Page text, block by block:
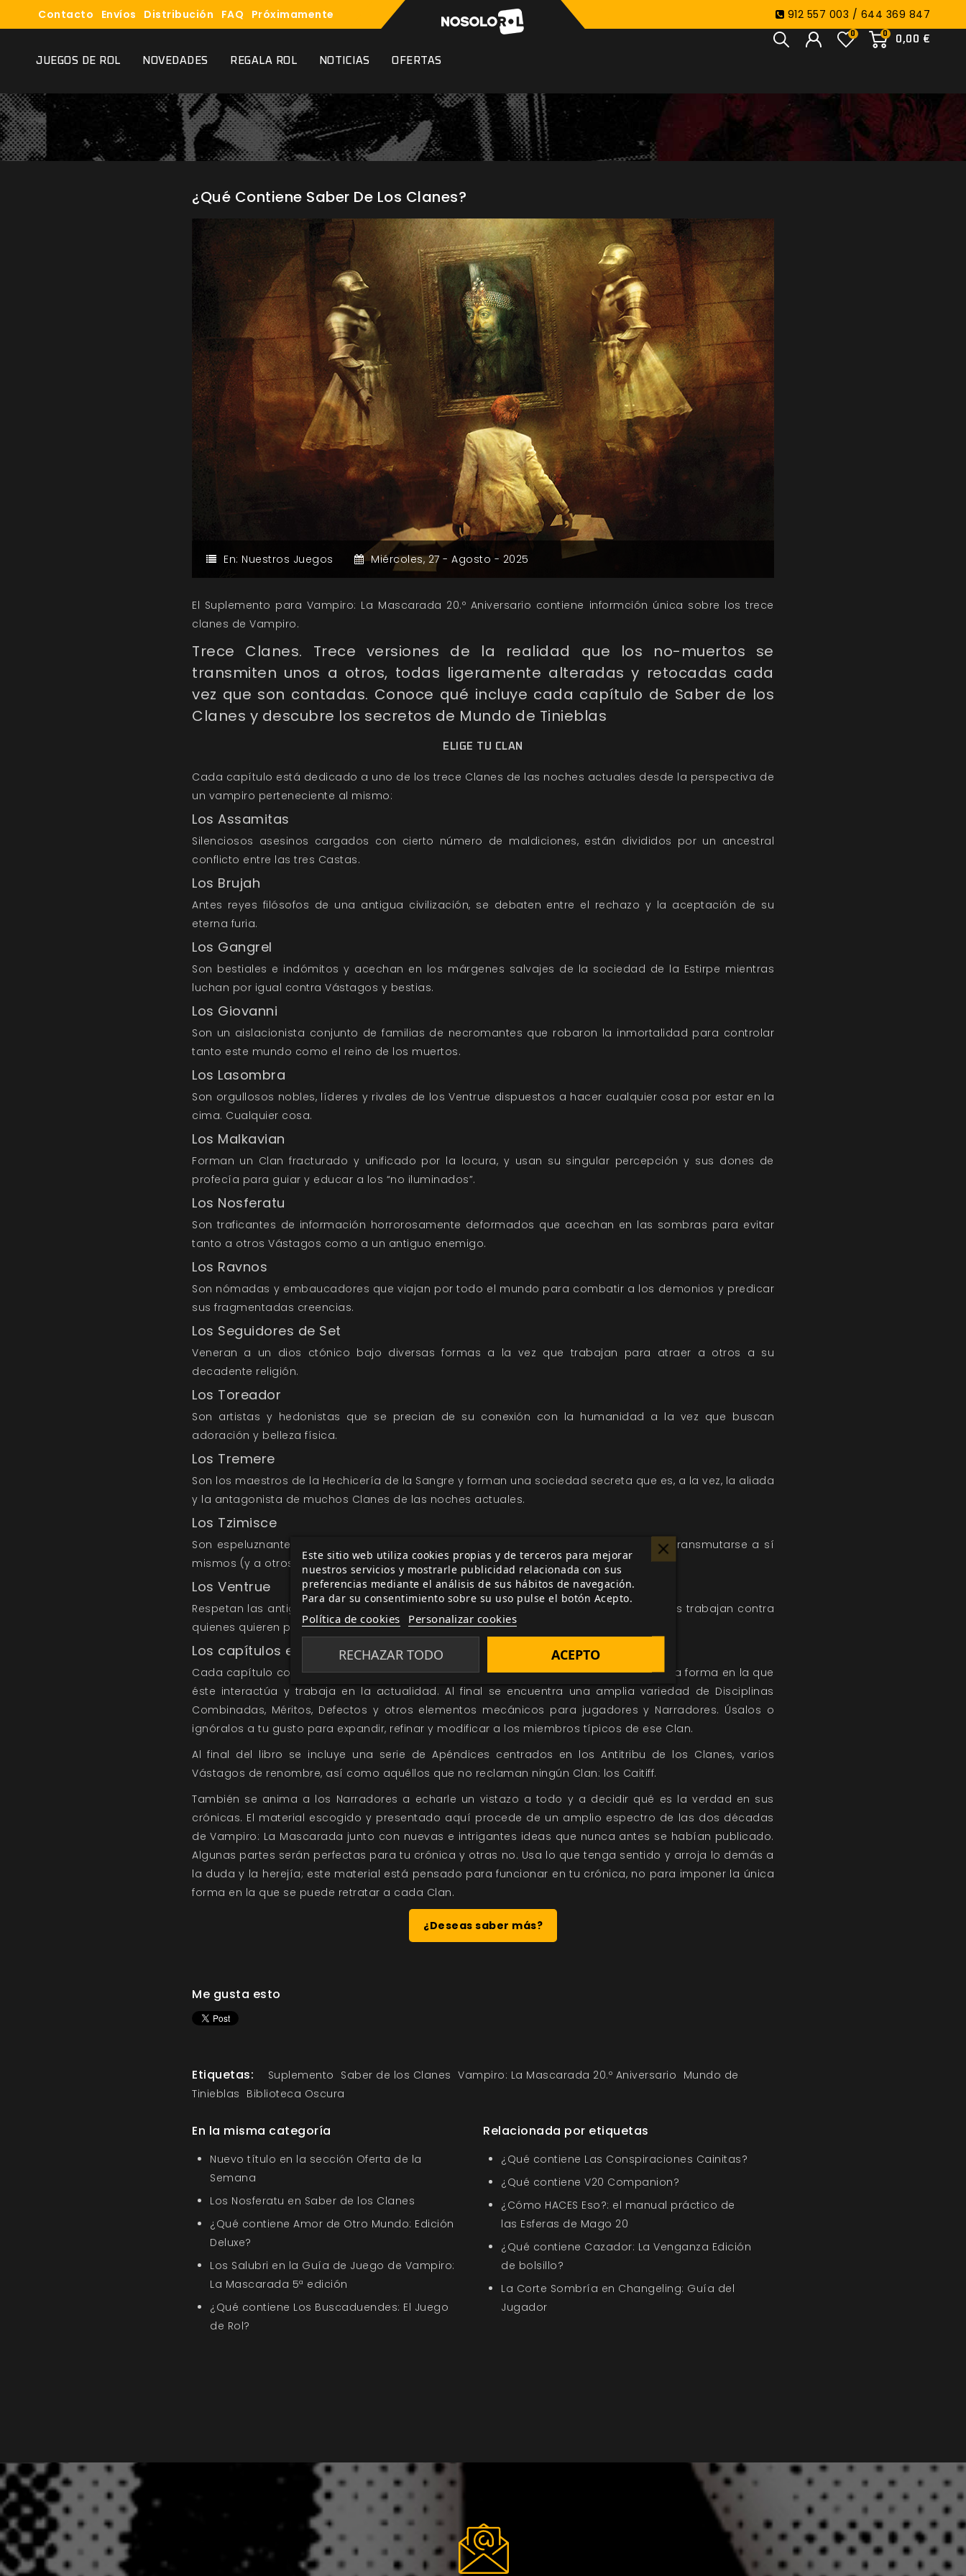
Contacto Envíos Distribución FAQ Próximamente 912 557 003 / 644 369 847
0
0,00 €
0
JUEGOS DE ROL NOVEDADES REGALA ROL NOTICIAS OFERTAS
¿Qué Contiene Saber De Los Clanes?
En: Nuestros Juegos Miércoles,27 - Agosto - 2025
El Suplemento para Vampiro: La Mascarada 20.º Aniversario contiene informción única sobre los trece
clanes de Vampiro.
Trece Clanes. Trece versiones de la realidad que los no-muertos se
transmiten unos a otros, todas ligeramente alteradas y retocadas cada
vez que son contadas. Conoce qué incluye cada capítulo de Saber de los
Clanes y descubre los secretos de Mundo de Tinieblas
ELIGE TU CLAN
Cada capítulo está dedicado a uno de los trece Clanes de las noches actuales desde la perspectiva de
un vampiro perteneciente al mismo:
Los Assamitas
Silenciosos asesinos cargados con cierto número de maldiciones, están divididos por un ancestral
conflicto entre las tres Castas.
Los Brujah
Antes reyes filósofos de una antigua civilización, se debaten entre el rechazo y la aceptación de su
eterna furia.
Los Gangrel
Son bestiales e indómitos y acechan en los márgenes salvajes de la sociedad de la Estirpe mientras
luchan por igual contra Vástagos y bestias.
Los Giovanni
Son un aislacionista conjunto de familias de necromantes que robaron la inmortalidad para controlar
tanto este mundo como el reino de los muertos.
Los Lasombra
Son orgullosos nobles, líderes y rivales de los Ventrue dispuestos a hacer cualquier cosa por estar en la
cima. Cualquier cosa.
Los Malkavian
Forman un Clan fracturado y unificado por la locura, y usan su singular percepción y sus dones de
profecía para guiar y educar a los “no iluminados”.
Los Nosferatu
Son traficantes de información horrorosamente deformados que acechan en las sombras para evitar
tanto a otros Vástagos como a un antiguo enemigo.
Los Ravnos
Son nómadas y embaucadores que viajan por todo el mundo para combatir a los demonios y predicar
sus fragmentadas creencias.
Los Seguidores de Set
Veneran a un dios ctónico bajo diversas formas a la vez que trabajan para atraer a otros a su
decadente religión.
Los Toreador
Son artistas y hedonistas que se precian de su conexión con la humanidad a la vez que buscan
adoración y belleza física.
Los Tremere
Son los maestros de la Hechicería de la Sangre y forman una sociedad secreta que es, a la vez, la aliada
y la antagonista de muchos Clanes de las noches actuales.
Los Tzimisce
Son espeluznantes señores del Viejo Mundo que controlan la carne y el hueso para transmutarse a sí
mismos (y a otros) y alcanzar un plano filosófico superior.
Los Ventrue
Respetan las antiguas tradiciones y el status quo de la sociedad de la Estirpe mientras trabajan contra
quienes quieren perturbarlo.
Los capítulos en Saber de los Clanes
Cada capítulo comienza con algo de historia del Clan seguida de información sobre la forma en la que
éste interactúa y trabaja en la actualidad. Al final se encuentra una amplia variedad de Disciplinas
Combinadas, Méritos, Defectos y otros elementos mecánicos para jugadores y Narradores. Úsalos o
ignóralos a tu gusto para expandir, refinar y modificar a los miembros típicos de ese Clan.
Al final del libro se incluye una serie de Apéndices centrados en los Antitribu de los Clanes, varios
Vástagos de renombre, así como aquéllos que no reclaman ningún Clan: los Caitiff.
También se anima a los Narradores a echarle un vistazo a todo y a decidir qué es la verdad en sus
crónicas. El material escogido y presentado aquí procede de un amplio espectro de las dos décadas
de Vampiro: La Mascarada junto con nuevas e intrigantes ideas que nunca antes se habían publicado.
Algunas partes serán perfectas para tu crónica y otras no. Usa lo que tenga sentido y arroja lo demás a
la duda y la herejía; este material está pensado para funcionar en tu crónica, no para imponer la única
forma en la que se puede retratar a cada Clan.
¿Deseas saber más?
Me gusta esto
Etiquetas: Suplemento Saber de los Clanes Vampiro: La Mascarada 20.º Aniversario Mundo de
Tinieblas Biblioteca Oscura
En la misma categoría
Nuevo título en la sección Oferta de la
Semana
Los Nosferatu en Saber de los Clanes
¿Qué contiene Amor de Otro Mundo: Edición
Deluxe?
Los Salubri en la Guía de Juego de Vampiro:
La Mascarada 5ª edición
¿Qué contiene Los Buscaduendes: El Juego
de Rol?
Relacionada por etiquetas
¿Qué contiene Las Conspiraciones Cainitas?
¿Qué contiene V20 Companion?
¿Cómo HACES Eso?: el manual práctico de
las Esferas de Mago 20
¿Qué contiene Cazador: La Venganza Edición
de bolsillo?
La Corte Sombría en Changeling: Guía del
Jugador
Este sitio web utiliza cookies propias y de terceros para mejorar
nuestros servicios y mostrarle publicidad relacionada con sus
preferencias mediante el análisis de sus hábitos de navegación.
Para dar su consentimiento sobre su uso pulse el botón Acepto.
Política de cookies Personalizar cookies
RECHAZAR TODO ACEPTO